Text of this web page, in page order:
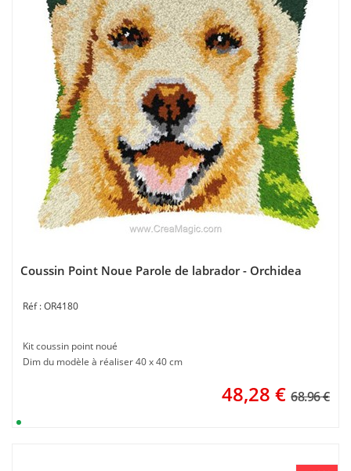
Coussin Point Noue Parole de labrador - Orchidea
OR4180
Kit coussin point noué
Dim du modèle à réaliser 40 x 40 cm
48,28 € 68.96 €